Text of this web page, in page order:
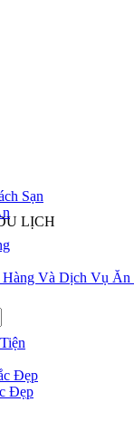
LỊCH
Sạn
Và Dịch Vụ Ăn
Đẹp
Đẹp